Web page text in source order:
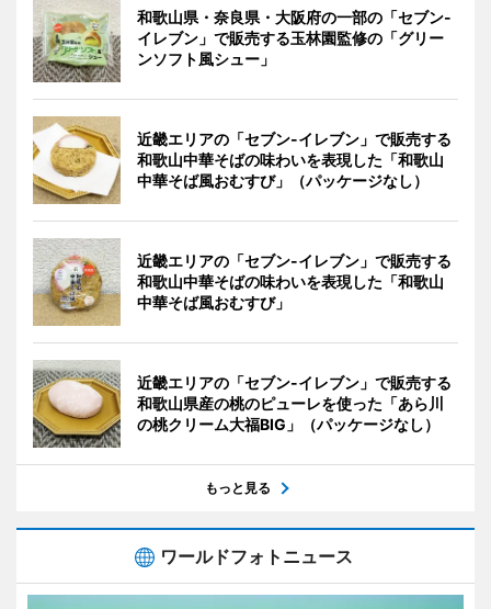
和歌山県・奈良県・大阪府の一部の「セブン-
イレブン」で販売する玉林園監修の「グリー
ンソフト風シュー」
近畿エリアの「セブン-イレブン」で販売する
和歌山中華そばの味わいを表現した「和歌山
中華そば風おむすび」（パッケージなし）
近畿エリアの「セブン-イレブン」で販売する
和歌山中華そばの味わいを表現した「和歌山
中華そば風おむすび」
近畿エリアの「セブン-イレブン」で販売する
和歌山県産の桃のピューレを使った「あら川
の桃クリーム大福BIG」（パッケージなし）
もっと見る
ワールドフォトニュース